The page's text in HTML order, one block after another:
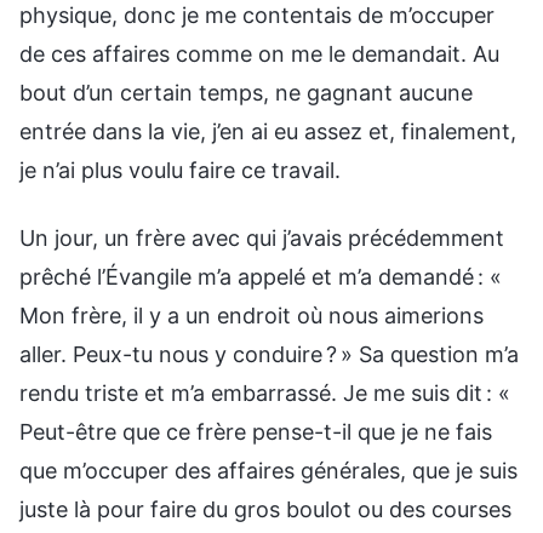
physique, donc je me contentais de m’occuper
de ces affaires comme on me le demandait. Au
bout d’un certain temps, ne gagnant aucune
entrée dans la vie, j’en ai eu assez et, finalement,
je n’ai plus voulu faire ce travail.
Un jour, un frère avec qui j’avais précédemment
prêché l’Évangile m’a appelé et m’a demandé : «
Mon frère, il y a un endroit où nous aimerions
aller. Peux-tu nous y conduire ? » Sa question m’a
rendu triste et m’a embarrassé. Je me suis dit : «
Peut-être que ce frère pense-t-il que je ne fais
que m’occuper des affaires générales, que je suis
juste là pour faire du gros boulot ou des courses